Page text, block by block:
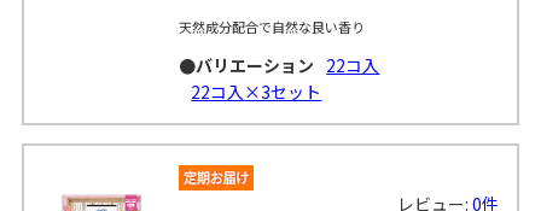
天然成分配合で自然な良い香り
●バリエーション 22コ入
22コ入×3セット
レビュー:0件